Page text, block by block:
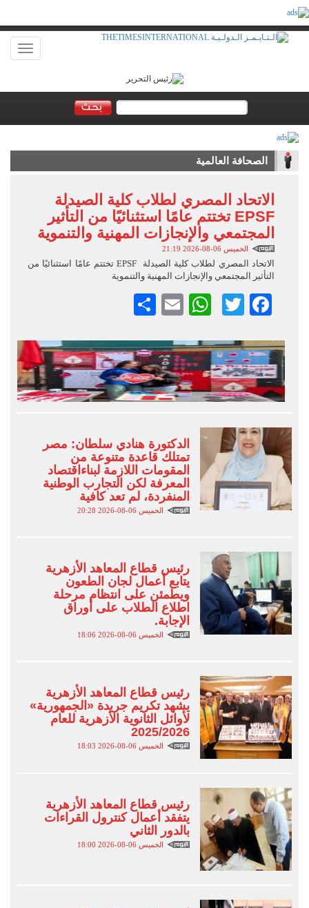
Toggle
الصحافة العالمية
الاتحاد المصري لطلاب كلية الصيدلة
EPSF تختتم عامًا استثنائيًا من التأثير
المجتمعي والإنجازات المهنية والتنموية
الخميس 06-08-2026 21:19
الاتحاد المصري لطلاب كلية الصيدلة EPSF تختتم عامًا استثنائيًا من
التأثير المجتمعي والإنجازات المهنية والتنموية
Facebook
Twitter
WhatsApp
Email
الدكتورة هنادي سلطان: مصر
تمتلك قاعدة متنوعة من
المقومات اللازمة لبناءاقتصاد
المعرفة لكن التجارب الوطنية
المنفردة، لم تعد كافية
الخميس 06-08-2026 20:28
رئيس قطاع المعاهد الأزهرية
يتابع أعمال لجان الطعون
ويطمئن على انتظام مرحلة
اطلاع الطلاب على أوراق
الإجابة.
الخميس 06-08-2026 18:06
رئيس قطاع المعاهد الأزهرية
يشهد تكريم جريدة «الجمهورية»
لأوائل الثانوية الأزهرية للعام
2025/2026
الخميس 06-08-2026 18:03
رئيس قطاع المعاهد الأزهرية
يتفقد أعمال كنترول القراءات
بالدور الثاني
الخميس 06-08-2026 18:00